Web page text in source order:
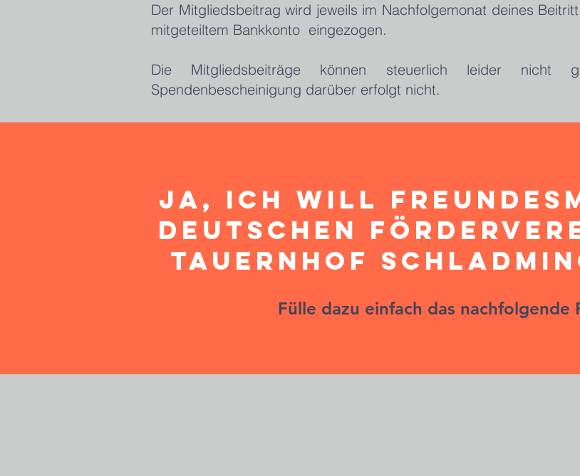
Der Mitgliedsbeitrag wird jeweils im Nachfolgemonat deines
mitgeteiltem Bankkonto eingezogen.
Die Mitgliedsbeiträge können steuerlich leider nicht
Spendenbescheinigung darüber erfolgt nicht.
Ja, ich will
deutschen
Tauernhof
Fülle dazu einfach das nachfolgende